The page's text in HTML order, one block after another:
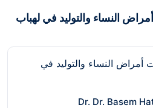
النساء والتوليد في لهباب
Dr. Dr. Basem